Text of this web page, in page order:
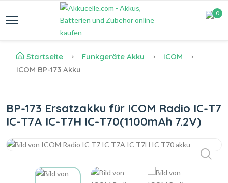
0
Startseite Funkgeräte Akku
ICOM
ICOM BP-173 Akku
BP-173 Ersatzakku für ICOM Radio IC-T7
IC-T7A IC-T7H IC-T70(1100mAh 7.2V)